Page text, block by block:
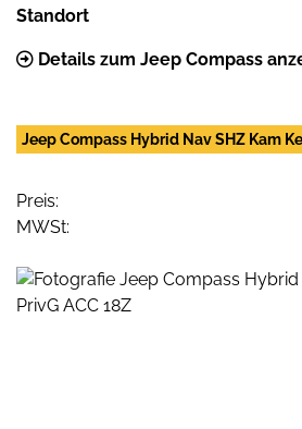
Standort
Details zum Jeep Compass
Jeep Compass Hybrid Nav SHZ Kam
Preis:
MWSt: